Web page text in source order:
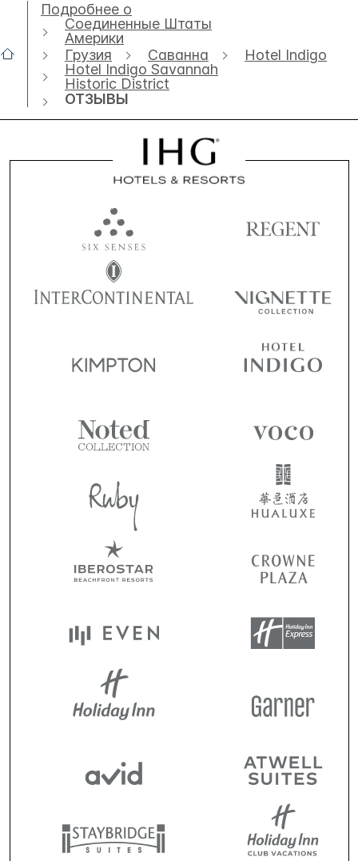
Подробнее о
Соединенные Штаты
Америки
Грузия
Саванна
Hotel Indigo
Hotel Indigo Savannah
Historic District
ОТЗЫВЫ